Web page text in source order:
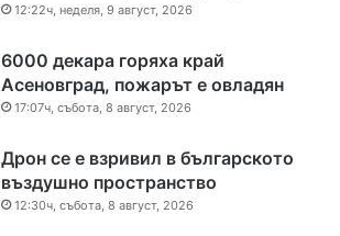
12:22ч, неделя, 9 август, 2026
6000 декара горяха край
Асеновград, пожарът е овладян
17:07ч, събота, 8 август, 2026
Дрон се е взривил в българското
въздушно пространство
12:30ч, събота, 8 август, 2026